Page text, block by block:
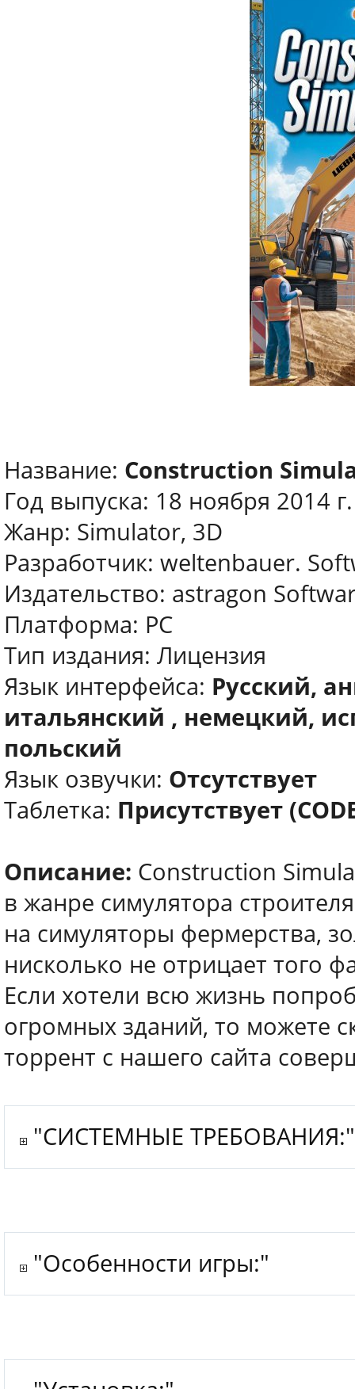
Название: Construction
Год выпуска: 18 ноября 2014 г.
Жанр: Simulator, 3D
Разработчик: weltenbauer.
Издательство: astragon
Платформа: PC
Тип издания: Лицензия
Язык интерфейса: Русский,
итальянский , немецкий,
польский
Язык озвучки: Отсутствует
Таблетка: Присутствует
Описание: Construction
в жанре симулятора
на симуляторы фермерства,
нисколько не отрицает того
Если хотели всю жизнь
огромных зданий, то можете
торрент с нашего сайта
"СИСТЕМНЫЕ ТРЕБОВАНИЯ:"
"Особенности игры:"